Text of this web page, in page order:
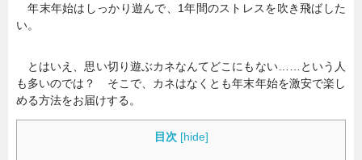
副業 ニュース
グルメ スキル
年末年始はしっかり遊んで、1年間のストレスを吹き飛ばした
い。
とはいえ、思い切り遊ぶカネなんてどこにもない……という人
も多いのでは？ そこで、カネはなくとも年末年始を激安で楽し
める方法をお届けする。
目次 [hide]